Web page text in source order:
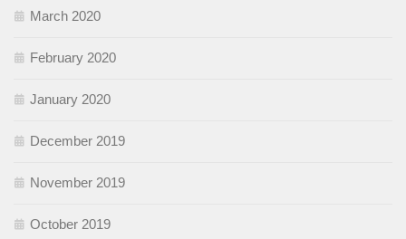
March 2020
February 2020
January 2020
December 2019
November 2019
October 2019